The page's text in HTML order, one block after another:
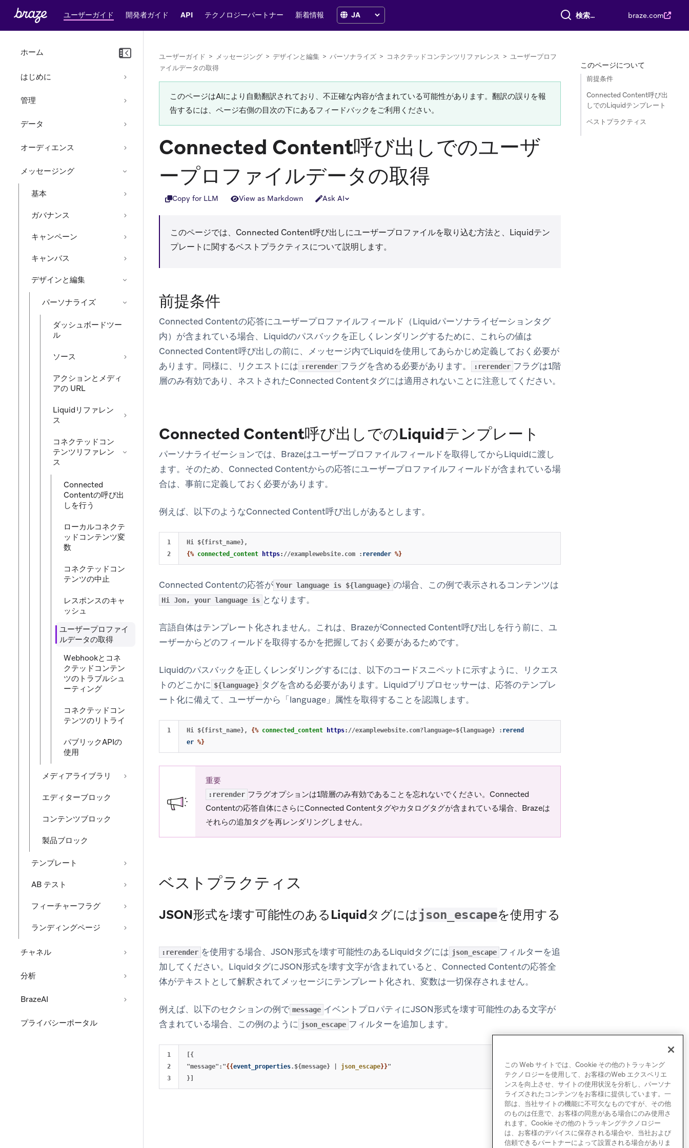
ユーザーガイド 開発者ガイド API テクノロジーパートナー 新着情報 すべて検索 braze.com
ホーム
はじめに
管理
データ
オーディエンス
メッセージング
基本
ガバナンス
キャンペーン
キャンバス
デザインと編集
パーソナライズ
ダッシュボードツー
ル
ソース
アクションとメディ
アの URL
Liquidリファレン
ス
コネクテッドコン
テンツリファレン
ス
Connected
Contentの呼び出
しを行う
ローカルコネクテ
ッドコンテンツ変
数
コネクテッドコン
テンツの中止
レスポンスのキャ
ッシュ
ユーザープロファイ
ルデータの取得
Webhookとコネ
クテッドコンテン
ツのトラブルシュ
ーティング
コネクテッドコン
テンツのリトライ
パブリックAPIの
使用
メディアライブラリ
エディターブロック
コンテンツブロック
製品ブロック
テンプレート
AB テスト
フィーチャーフラグ
ランディングページ
チャネル
分析
BrazeAI
プライバシーポータル
ユーザーガイド > メッセージング > デザインと編集 > パーソナライズ > コネクテッドコンテンツリファレンス > ユーザープロフ
ァイルデータの取得
このページはAIにより自動翻訳されており、不正確な内容が含まれている可能性があります。翻訳の誤りを報
告するには、ページ右側の目次の下にあるフィードバックをご利用ください。
Connected Content呼び出しでのユーザ
ープロファイルデータの取得
Copy for LLM View as Markdown Ask AI
このページでは、Connected Content呼び出しにユーザープロファイルを取り込む方法と、Liquidテン
プレートに関するベストプラクティスについて説明します。
前提条件
Connected Contentの応答にユーザープロファイルフィールド（Liquidパーソナライゼーションタグ
内）が含まれている場合、Liquidのパスバックを正しくレンダリングするために、これらの値は
Connected Content呼び出しの前に、メッセージ内でLiquidを使用してあらかじめ定義しておく必要が
あります。同様に、リクエストには :rerender フラグを含める必要があります。 :rerender フラグは1階
層のみ有効であり、ネストされたConnected Contentタグには適用されないことに注意してください。
Connected Content呼び出しでのLiquidテンプレート
パーソナライゼーションでは、Brazeはユーザープロファイルフィールドを取得してからLiquidに渡し
ます。そのため、Connected Contentからの応答にユーザープロファイルフィールドが含まれている場
合は、事前に定義しておく必要があります。
例えば、以下のようなConnected Content呼び出しがあるとします。
1
{% connected_content https: //examplewebsite.com : rerender %}
Connected Contentの応答が Your language is ${language} の場合、この例で表示されるコンテンツは
Hi Jon, your language is となります。
言語自体はテンプレート化されません。これは、BrazeがConnected Content呼び出しを行う前に、ユ
ーザーからどのフィールドを取得するかを把握しておく必要があるためです。
Liquidのパスバックを正しくレンダリングするには、以下のコードスニペットに示すように、リクエス
トのどこかに ${language} タグを含める必要があります。Liquidプリプロセッサーは、応答のテンプレ
ート化に備えて、ユーザーから「language」属性を取得することを認識します。
Hi ${first_name}, {% connected_content https: //examplewebsite.com?language=${language} : rerend
er %}
重要
:rerender フラグオプションは1階層のみ有効であることを忘れないでください。Connected
Contentの応答自体にさらにConnected Contentタグやカタログタグが含まれている場合、Brazeは
それらの追加タグを再レンダリングしません。
ベストプラクティス
JSON形式を壊す可能性のあるLiquidタグには json_escapeを使用する
:rerender を使用する場合、JSON形式を壊す可能性のあるLiquidタグには json_escape フィルターを追
加してください。LiquidタグにJSON形式を壊す文字が含まれていると、Connected Contentの応答全
体がテキストとして解釈されてメッセージにテンプレート化され、変数は一切保存されません。
例えば、以下のセクションの例で message イベントプロパティにJSON形式を壊す可能性のある文字が
含まれている場合、この例のように json_escape フィルターを追加します。
1
2
[{
"message":"{{event_properties.${message} json_escape}}"
このページについて
前提条件
Connected Content呼び出
しでのLiquidテンプレート
ベストプラクティス
この Web サイトでは、Cookie その他のトラッキング
テクノロジーを使用して、お客様のWeb エクスペリエ
ンスを向上させ、サイトの使用状況を分析し、パーソナ
ライズされたコンテンツをお客様に提供しています。一
部は、当社サイトの機能に不可欠なものですが、その他
のものは任意で、お客様の同意がある場合にのみ使用さ
れます。Cookie その他のトラッキングテクノロジー
は、お客様のデバイスに保存される場合や、当社および
信頼できるパートナーによって設置される場合がありま